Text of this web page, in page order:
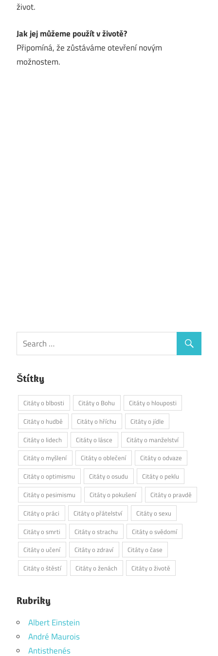
život.
Jak jej můžeme použít v životě?
Připomíná, že zůstáváme otevření novým
možnostem.
Štítky
Citáty o blbosti Citáty o Bohu
Citáty o hlouposti
Citáty o hudbě
Citáty o hříchu
Citáty o jídle
Citáty o lidech
Citáty o lásce
Citáty o manželství
Citáty o myšlení
Citáty o oblečení
Citáty o odvaze
Citáty o optimismu
Citáty o osudu
Citáty o peklu
Citáty o pesimismu
Citáty o pokušení
Citáty o pravdě
Citáty o práci
Citáty o přátelství
Citáty o sexu
Citáty o smrti
Citáty o strachu
Citáty o svědomí
Citáty o učení
Citáty o zdraví
Citáty o čase
Citáty o štěstí
Citáty o ženách Citáty o životě
Rubriky
Albert Einstein
André Maurois
Antisthenés